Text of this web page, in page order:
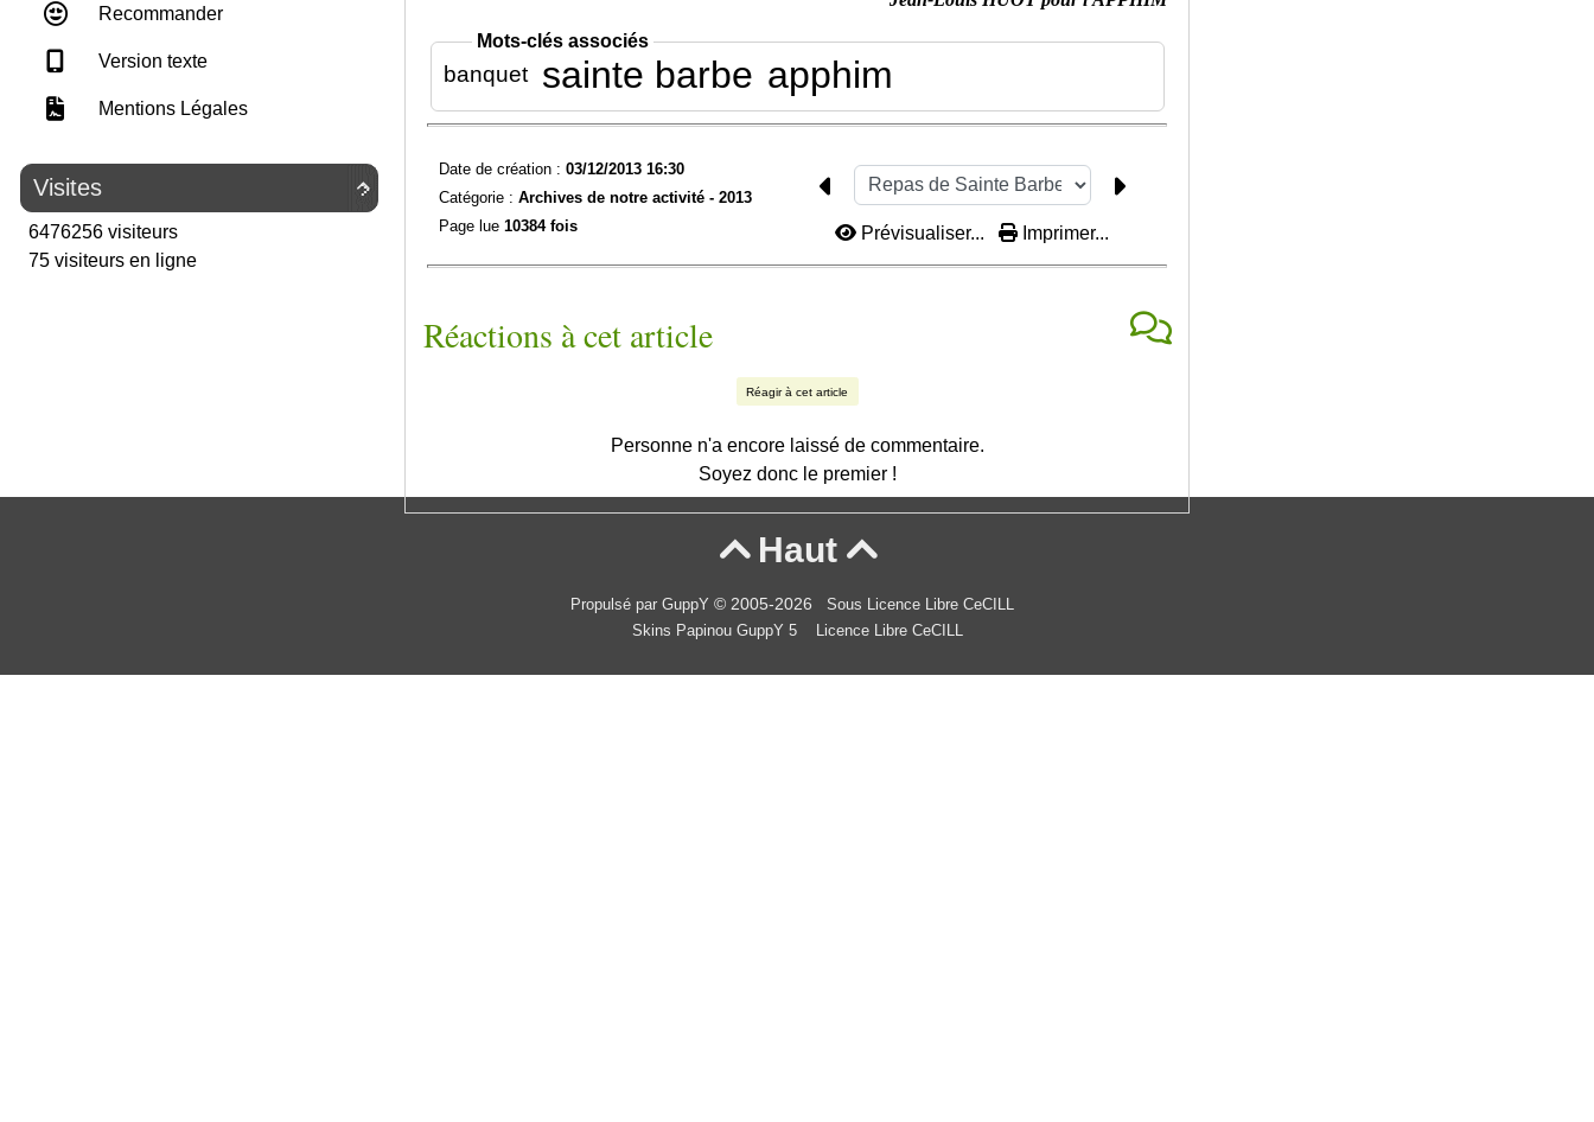
Recommander
Version texte
Mentions Légales

Visites
6476256 visiteurs
75 visiteurs en ligne
Mots-clés associés
banquet sainte barbe apphim
Date de création : 03/12/2013 16:30
Catégorie : Archives de notre activité - 2013
Page lue 10384 fois Prévisualiser... Imprimer...
Réactions à cet article
Réagir à cet article
Personne n'a encore laissé de commentaire.
Soyez donc le premier !
Haut 
Propulsé par GuppY © 2005-2026
Sous Licence Libre CeCILL
Skins Papinou GuppY 5
Licence Libre CeCILL